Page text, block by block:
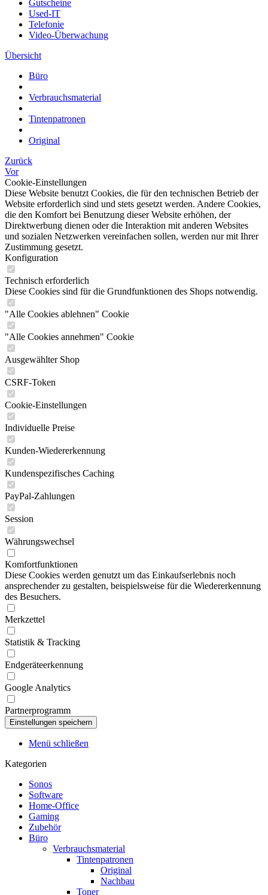
Gutscheine
Used-IT
Telefonie
Video-Überwachung
Übersicht
Büro
Verbrauchsmaterial
Tintenpatronen
Original
Zurück
Vor
Cookie-Einstellungen
Diese Website benutzt Cookies, die für den technischen Betrieb der
Website erforderlich sind und stets gesetzt werden. Andere Cookies,
die den Komfort bei Benutzung dieser Website erhöhen, der
Direktwerbung dienen oder die Interaktion mit anderen Websites
und sozialen Netzwerken vereinfachen sollen, werden nur mit Ihrer
Zustimmung gesetzt.
Konfiguration
Technisch erforderlich
Diese Cookies sind für die Grundfunktionen des Shops notwendig.
"Alle Cookies ablehnen" Cookie
"Alle Cookies annehmen" Cookie
Ausgewählter Shop
CSRF-Token
Cookie-Einstellungen
Individuelle Preise
Kunden-Wiedererkennung
Kundenspezifisches Caching
PayPal-Zahlungen
Session
Währungswechsel
Komfortfunktionen
Diese Cookies werden genutzt um das Einkaufserlebnis noch
ansprechender zu gestalten, beispielsweise für die Wiedererkennung
des Besuchers.
Merkzettel
Statistik & Tracking
Endgeräteerkennung
Google Analytics
Partnerprogramm
Menü schließen
Kategorien
Sonos
Software
Home-Office
Gaming
Zubehör
Büro
Verbrauchsmaterial
Tintenpatronen
Original
Nachbau
Toner